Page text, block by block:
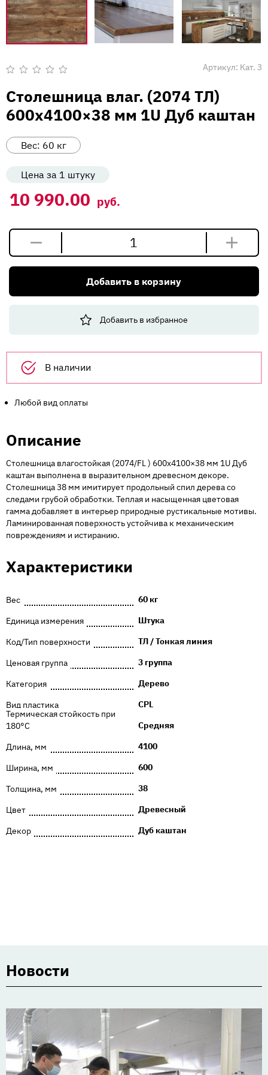
Вакансии
Напишите нам
Артикул: Кат. 3
0
из
Столешница влаг. (2074 ТЛ)
600х4100×38 мм 1U Дуб каштан
Вес: 60 кг
Цена за 1 штуку
10 990.00 руб.
товара
Столешница
(2074
Дуб
каштан
Добавить в корзину
Добавить в избранное
В наличии
Любой вид оплаты
Описание
Столешница влагостойкая (2074/FL ) 600х4100×38 мм 1U Дуб
каштан выполнена в выразительном древесном декоре.
Столешница 38 мм имитирует продольный спил дерева со
следами грубой обработки. Теплая и насыщенная цветовая
гамма добавляет в интерьер природные рустикальные мотивы.
Ламинированная поверхность устойчива к механическим
повреждениям и истиранию.
Характеристики
Вес
60 кг
Единица измерения
Штука
Код/Тип поверхности
ТЛ / Тонкая линия
Ценовая группа
3 группа
Категория
Дерево
Вид пластика
CPL
Термическая стойкость при
180°C
Средняя
Длина, мм
4100
Ширина, мм
600
Толщина, мм
38
Цвет
Древесный
Декор
Дуб каштан
Новости